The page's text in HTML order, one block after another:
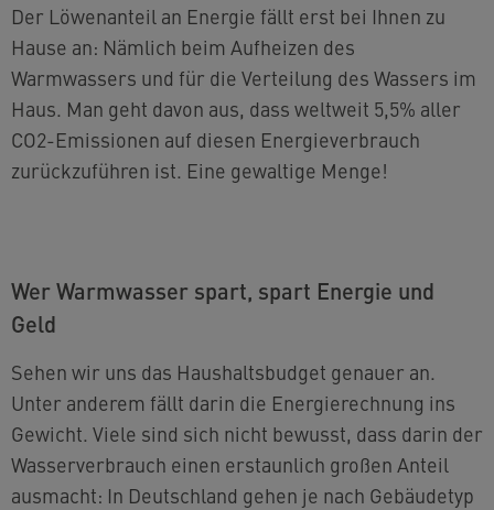
Der Löwenanteil an Energie fällt erst bei Ihnen zu
Hause an: Nämlich beim Aufheizen des
Warmwassers und für die Verteilung des Wassers im
Haus. Man geht davon aus, dass weltweit 5,5% aller
CO2-Emissionen auf diesen Energieverbrauch
zurückzuführen ist. Eine gewaltige Menge!
Wer Warmwasser spart, spart Energie und
Geld
Sehen wir uns das Haushaltsbudget genauer an.
Unter anderem fällt darin die Energierechnung ins
Gewicht. Viele sind sich nicht bewusst, dass darin der
Wasserverbrauch einen erstaunlich großen Anteil
ausmacht: In Deutschland gehen je nach Gebäudetyp